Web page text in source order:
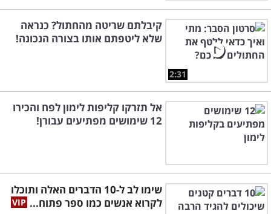
2:31
קיבלתם שריטה מהחתול? כנראה
שלא ליטפתם אותו בצורה הנכונה!
אל תזרקו קליפות לימון לפח והכירו
12 שימושים מפתיעים עבורן!
שימו לב ל-10 הדברים האלה ותוכלו
לקרוא אנשים כמו ספר פתוח...